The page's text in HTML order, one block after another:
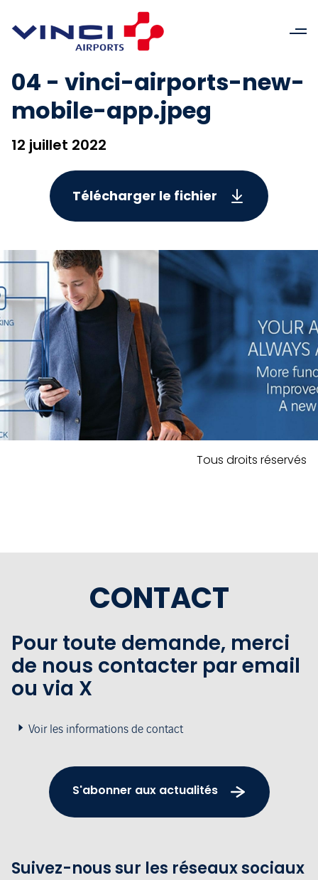
04 - vinci-airports-new-
mobile-app.jpeg
12 juillet 2022
Télécharger le fichier
Tous droits réservés
CONTACT
Pour toute demande, merci
de nous contacter par email
ou via X
Voir les informations de contact
S'abonner aux actualités
Suivez-nous sur les réseaux sociaux